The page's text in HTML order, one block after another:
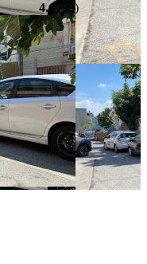
4.6(90)